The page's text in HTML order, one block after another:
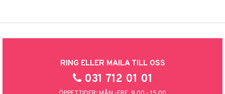
RING ELLER MAILA TILL OSS
031 712 01 01